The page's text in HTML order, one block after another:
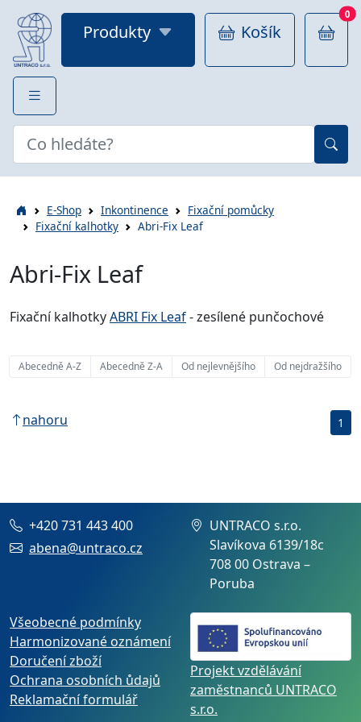
Produkty Košík
0
E-Shop Inkontinence
Fixační pomůcky
Fixační kalhotky
Abri-Fix Leaf
Abri-Fix Leaf
Fixační kalhotkyABRI Fix Leaf- zesílené punčochové
Abecedně A-Z Abecedně Z-A Od nejlevnějšího Od nejdražšího
nahoru 1
+420 731 443 400
abena@untraco.cz
UNTRACO s.r.o.
Slavíkova 6139/18c
708 00 Ostrava –
Poruba
Všeobecné podmínky
Harmonizované oznámení
Doručení zboží
Ochrana osobních ůdajů
Reklamační formulář
Projekt vzdělávání
zaměstnanců UNTRACO
s.r.o.